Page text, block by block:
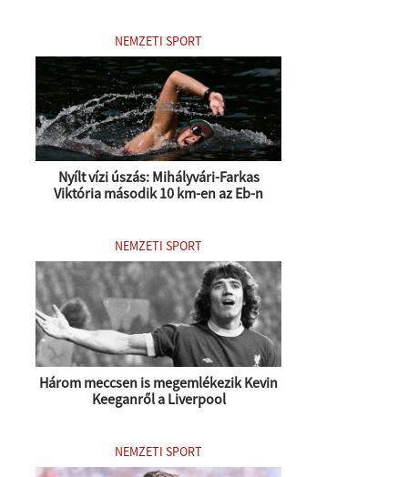
NEMZETI SPORT
Nyílt vízi úszás: Mihályvári-Farkas
Viktória második 10 km-en az Eb-n
NEMZETI SPORT
Három meccsen is megemlékezik Kevin
Keeganről a Liverpool
NEMZETI SPORT